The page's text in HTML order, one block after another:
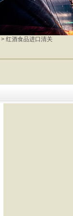
> 红酒食品进口清关